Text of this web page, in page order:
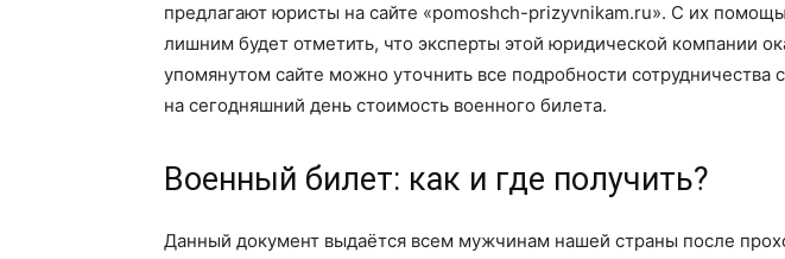
предлагают юристы на сайте «pomoshch-prizyvnikam.ru». С их
лишним будет отметить, что эксперты этой юридической компании
упомянутом сайте можно уточнить все подробности
на сегодняшний день стоимость военного билета.
Военный билет: как и где получить?
Данный документ выдаётся всем мужчинам нашей страны после